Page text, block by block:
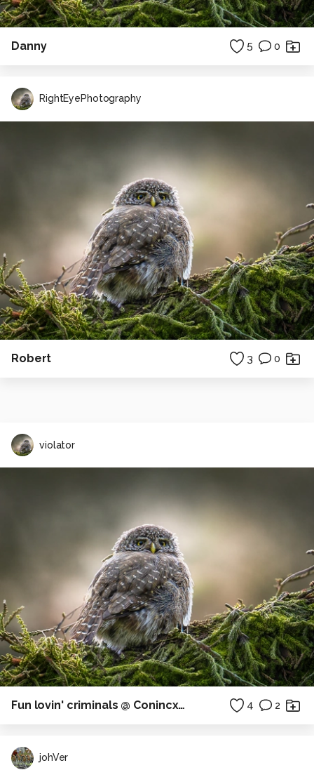
Danny 5 0
RightEyePhotography
Robert 3 0
violator
Fun lovin' criminals @ Conincxpop 2026 4 2
johVer